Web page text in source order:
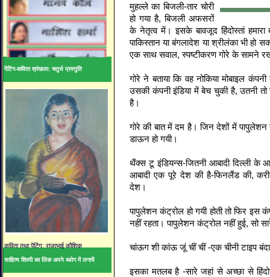
पेंटिंग-कविता श्रंखला: चतुर्थ प्रस्तुति
कविता तथा पेंटिंग: राजाभाई कौशिक
साहित्य शिल्पी का लिंक अपने ब्ळोग में लगायें
मुहल्ले का बिजली-तार चोरी
हो गया है, बिजली अफसरों
के नेतृत्व में। इसके बावजूद हिंदोस्तां हमारा
पाकिस्तान या बंगलादेश या श्रीलंका भी हो
एक साथ सवाल, स्पष्टीकरण गोरे के सामने
गोरे ने बताया कि वह नोकिया मोबाइल
उसकी कंपनी इंडिया में बेच चुकी है, उतनी
है।
गोरे की बात में दम है। जिन देशों में पापुलेशन
डाऊन हो गयी।
थैंक्स टू इंडियन्स-जितनी आबादी दिल्ली के
आबादी एक पूरे देश की है-फिनलैंड की,
देश।
पापुलेशन कंट्रोल हो गयी होती तो फिर इस
नहीं रहता। पापुलेशन कंट्रोल नहीं हुई, सो
चांऊग शी कांऊ जूं चीं चीं -एक चीनी टाइप
इसका मतलब है -सारे जहां से अच्छा से